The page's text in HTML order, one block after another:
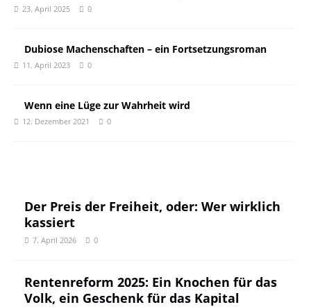
23. April 2025 0
Dubiose Machenschaften – ein Fortsetzungsroman
11. April 2023 0
Wenn eine Lüge zur Wahrheit wird
12. Dezember 2021 0
Der Preis der Freiheit, oder: Wer wirklich
kassiert
7. April 2026 0
Rentenreform 2025: Ein Knochen für das
Volk, ein Geschenk für das Kapital